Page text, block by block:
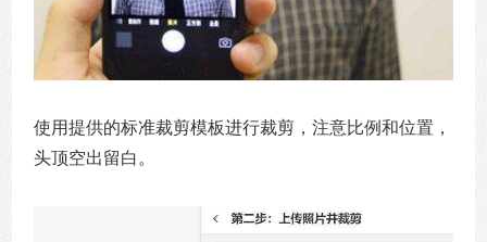
使用提供的标准裁剪模板进行裁剪，注意比例和位置，
头顶空出留白。